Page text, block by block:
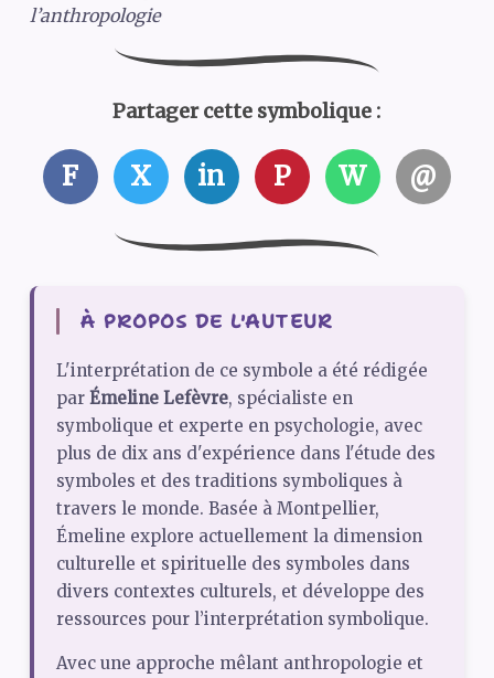
l’anthropologie
Partager cette symbolique :
F X in P W @
À PROPOS DE L'AUTEUR
L'interprétation de ce symbole a été rédigée
par Émeline Lefèvre, spécialiste en
symbolique et experte en psychologie, avec
plus de dix ans d'expérience dans l'étude des
symboles et des traditions symboliques à
travers le monde. Basée à Montpellier,
Émeline explore actuellement la dimension
culturelle et spirituelle des symboles dans
divers contextes culturels, et développe des
ressources pour l’interprétation symbolique.
Avec une approche mêlant anthropologie et